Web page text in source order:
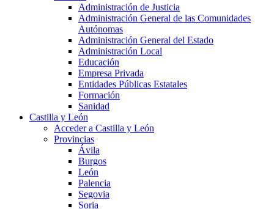
Administración de Justicia
Administración General de las Comunidades
Autónomas
Administración General del Estado
Administración Local
Educación
Empresa Privada
Entidades Públicas Estatales
Formación
Sanidad
Castilla y León
Acceder a Castilla y León
Provincias
Ávila
Burgos
León
Palencia
Segovia
Soria